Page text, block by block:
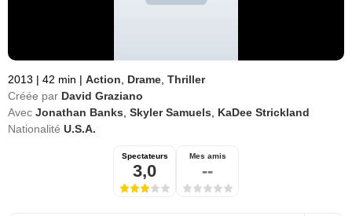
2013 | 42 min | Action Drame Thriller
Créée par David Graziano
Avec Jonathan Banks Skyler Samuels
KaDee Strickland
Nationalité U.S.A.
Spectateurs
3,0
Mes amis
--